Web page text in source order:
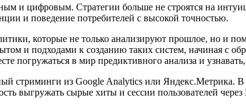
и цифровым. Стратегии больше не строятся на
и поведение потребителей с высокой точностью.
которые не только анализируют прошлое, но и
и подходами к созданию таких систем, начиная с
погружаться в мир предиктивного анализа и
стриминги из Google Analytics или Яндекс.Метрика. В
выгружать сырые хиты и сессии пользователей